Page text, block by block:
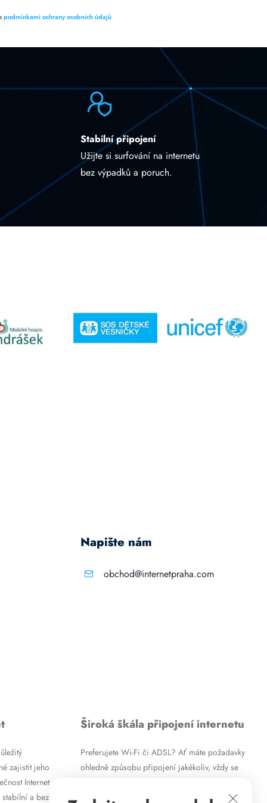
podmínkami ochrany osobních údajů
Stabilní připojení
Užijte si surfování na internetu
bez výpadků a poruch.
Napište nám
obchod@internetpraha.com
zajistit jeho
Internet
a bez
Široká škála připojení internetu
Preferujete Wi-Fi či ADSL? Ať máte požadavky
ohledně způsobu připojení jakékoliv, vždy se
vysokorychlostního ADSL internetu nabízíme